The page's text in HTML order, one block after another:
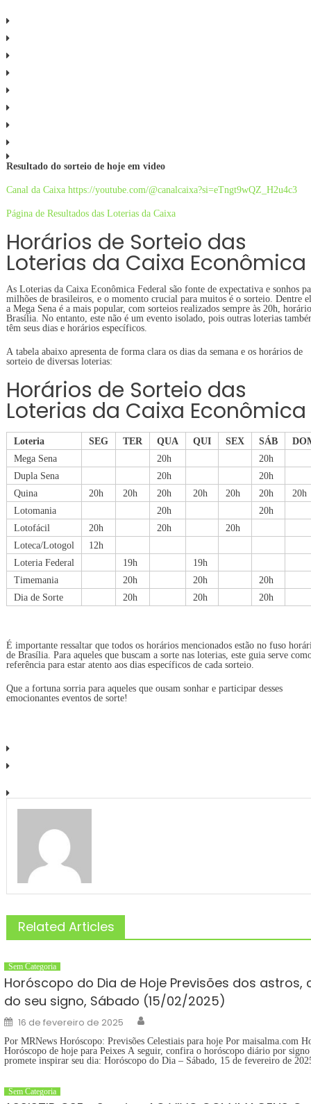
Resultado do sorteio de hoje em video
Canal da Caixa https://youtube.com/@canalcaixa?si=eTngt9wQZ_H2u4c3
Página de Resultados das Loterias da Caixa
Horários de Sorteio das
Loterias da Caixa Econômica
As Loterias da Caixa Econômica Federal são fonte de expectativa e sonhos
milhões de brasileiros, e o momento crucial para muitos é o sorteio. Dentre
a Mega Sena é a mais popular, com sorteios realizados sempre às 20h,
Brasília. No entanto, este não é um evento isolado, pois outras loterias
têm seus dias e horários específicos.
A tabela abaixo apresenta de forma clara os dias da semana e os horários de
sorteio de diversas loterias:
Horários de Sorteio das
Loterias da Caixa Econômica
Loteria SEG TER QUA QUI SEX SÁB
Mega Sena
20h
20h
Dupla Sena
20h
20h
Quina
20h 20h 20h 20h 20h 20h
20h
Lotomania
20h
20h
Lotofácil
20h 20h
20h
Loteca/Lotogol
12h
Loteria Federal
19h
19h
Timemania
20h 20h
20h
Dia de Sorte
20h 20h 20h
É importante ressaltar que todos os horários mencionados estão no fuso
de Brasília. Para aqueles que buscam a sorte nas loterias, este guia serve
referência para estar atento aos dias específicos de cada sorteio.
Que a fortuna sorria para aqueles que ousam sonhar e participar desses
emocionantes eventos de sorte!
Related Articles
Sem Categoria
Horóscopo do Dia de Hoje Previsões dos
do seu signo, Sábado (15/02/2025)
Posted
on
16 de fevereiro de 2025
Por MRNews Horóscopo: Previsões Celestiais para hoje Por maisalma.com
Horóscopo de hoje para Peixes A seguir, confira o horóscopo diário por
promete inspirar seu dia: Horóscopo do Dia – Sábado, 15 de fevereiro de
Sem Categoria